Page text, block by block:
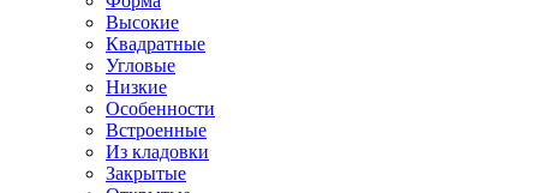
Высокие
Квадратные
Угловые
Низкие
Особенности
Встроенные
Из кладовки
Закрытые